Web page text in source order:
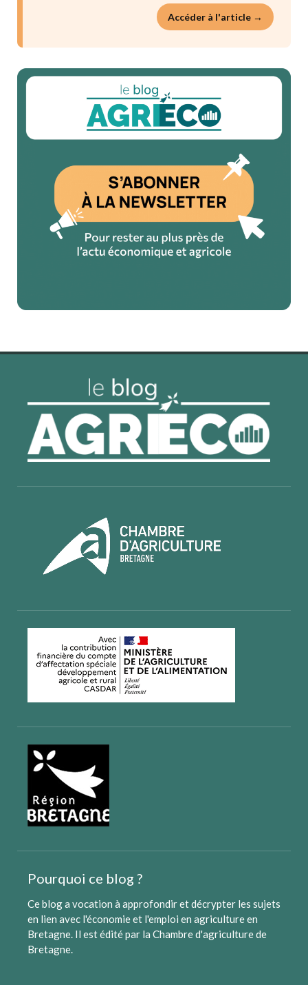
Accéder à l'article →
Pourquoi ce blog ?
Ce blog a vocation à approfondir et décrypter les sujets
en lien avec l'économie et l'emploi en agriculture en
Bretagne. Il est édité par la Chambre d'agriculture de
Bretagne.